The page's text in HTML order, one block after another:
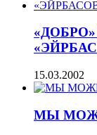
15.03.2002
МЫ